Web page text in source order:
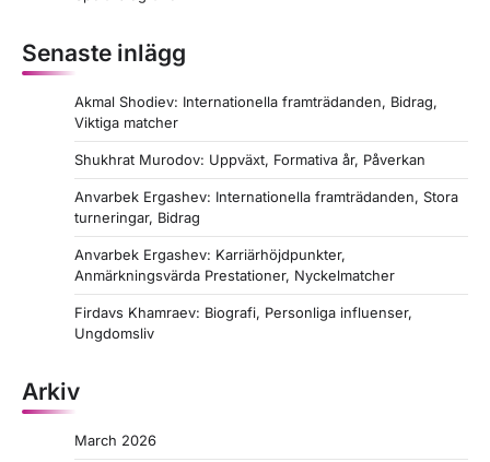
Senaste inlägg
Akmal Shodiev: Internationella framträdanden, Bidrag,
Viktiga matcher
Shukhrat Murodov: Uppväxt, Formativa år, Påverkan
Anvarbek Ergashev: Internationella framträdanden, Stora
turneringar, Bidrag
Anvarbek Ergashev: Karriärhöjdpunkter,
Anmärkningsvärda Prestationer, Nyckelmatcher
Firdavs Khamraev: Biografi, Personliga influenser,
Ungdomsliv
Arkiv
March 2026